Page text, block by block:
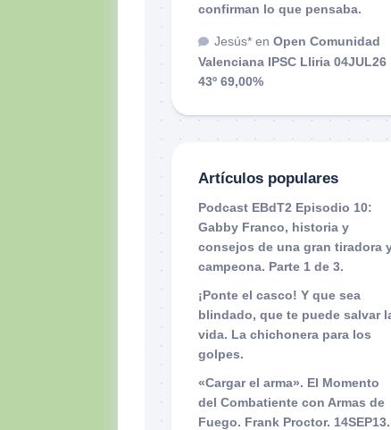
confirman lo que pensaba.
Jesús* en Open Comunidad
Valenciana IPSC Lliria 04JUL26
43º 69,00%
Artículos populares
Podcast EBdT2 Episodio 10:
Gabby Franco, historia y
consejos de una gran tiradora
campeona. Parte 1 de 3.
¡Ponte el casco! Y que sea
blindado, que te puede salvar
vida. La chichonera para los
golpes.
«Cargar el arma». El Momento
del Combatiente con Armas de
Fuego. Frank Proctor. 14SEP13.